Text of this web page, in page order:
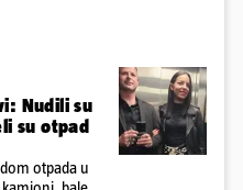
Nudili su
su otpad
otpada u